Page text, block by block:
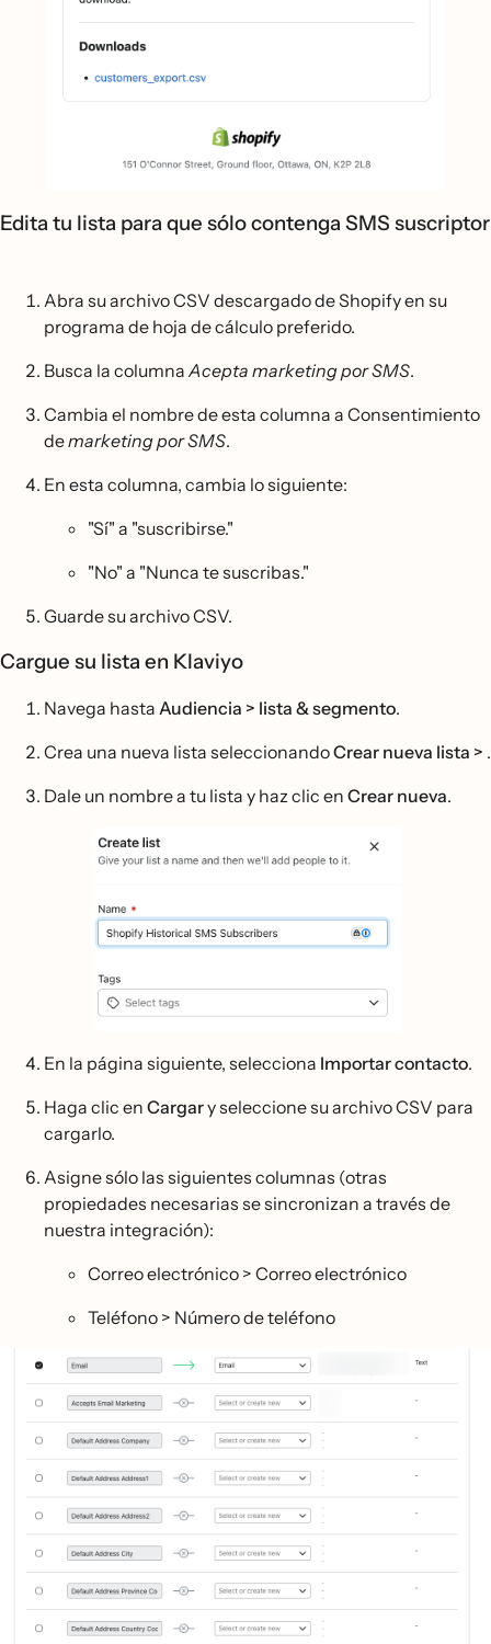
Edita tu lista para que sólo contenga SMS suscriptor
Abra su archivo CSV descargado de Shopify en su
programa de hoja de cálculo preferido.
Busca la columnaAcepta marketing por SMS.
Cambia el nombre de esta columna a Consentimiento
demarketing por SMS.
En esta columna, cambia lo siguiente:
"Sí" a "suscribirse."
"No" a "Nunca te suscribas."
Guarde su archivo CSV.
Cargue su lista en Klaviyo
Navega hasta Audiencia > lista & segmento.
Crea una nueva lista seleccionandoCrear nueva lista > .
Dale un nombre a tu lista y haz clic en Crear nueva.
En la página siguiente, selecciona Importar contacto.
Haga clic en Cargary seleccione su archivo CSV para
cargarlo.
Asigne sólo las siguientes columnas (otras
propiedades necesarias se sincronizan a través de
nuestra integración):
Correo electrónico > Correo electrónico
Teléfono > Número de teléfono